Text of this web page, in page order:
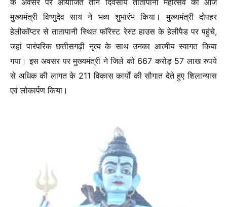
मुख्यमंत्री विष्णुदेव साय ने भव्य शुभारंभ किया। मुख्यमंत्री दोपहर
हेलीकॉप्टर से तातापानी स्थित फॉरेस्ट रेस्ट हाउस के हेलीपैड पर पहुंचे,
जहां पारंपरिक छत्तीसगढ़ी नृत्य के साथ उनका आत्मीय स्वागत किया
गया। इस अवसर पर मुख्यमंत्री ने जिले को 667 करोड़ 57 लाख रुपये
से अधिक की लागत के 211 विकास कार्यों की सौगात देते हुए शिलान्यास
एवं लोकार्पण किया।